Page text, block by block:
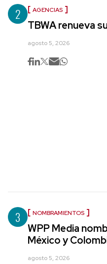
2 AGENCIAS
TBWA renueva
agosto 5, 2026
3 NOMBRAMIENTOS
WPP Media
México y
agosto 5, 2026